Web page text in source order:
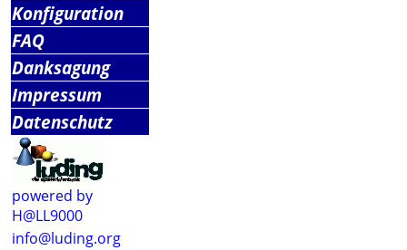
Konfiguration
FAQ
Danksagung
Impressum
Datenschutz
powered by
H@LL9000
info@luding.org